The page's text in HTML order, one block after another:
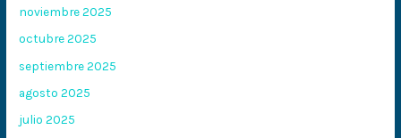
noviembre 2025
octubre 2025
septiembre 2025
agosto 2025
julio 2025